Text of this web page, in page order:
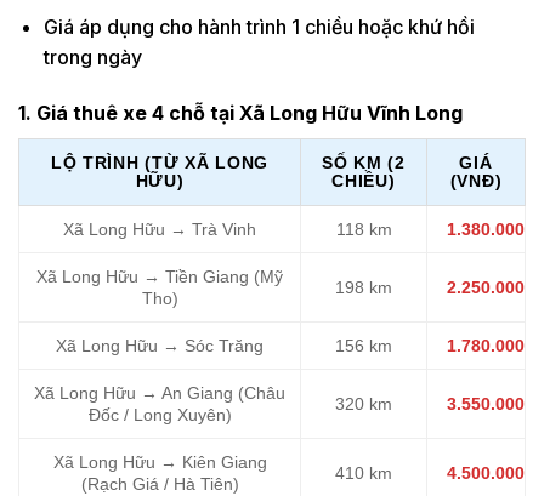
Giá áp dụng cho hành trình 1 chiều hoặc khứ hồi
trong ngày
1. Giá thuê xe 4 chỗ tại Xã Long Hữu Vĩnh Long
LỘ TRÌNH (TỪ XÃ LONG
HỮU)
SỐ KM (2
CHIỀU)
GIÁ
(VNĐ)
Xã Long Hữu → Trà Vinh 118 km 1.380.000
Xã Long Hữu → Tiền Giang (Mỹ
Tho)
198 km 2.250.000
Xã Long Hữu → Sóc Trăng 156 km 1.780.000
Xã Long Hữu → An Giang (Châu
Đốc / Long Xuyên)
320 km 3.550.000
Xã Long Hữu → Kiên Giang
(Rạch Giá / Hà Tiên)
410 km 4.500.000